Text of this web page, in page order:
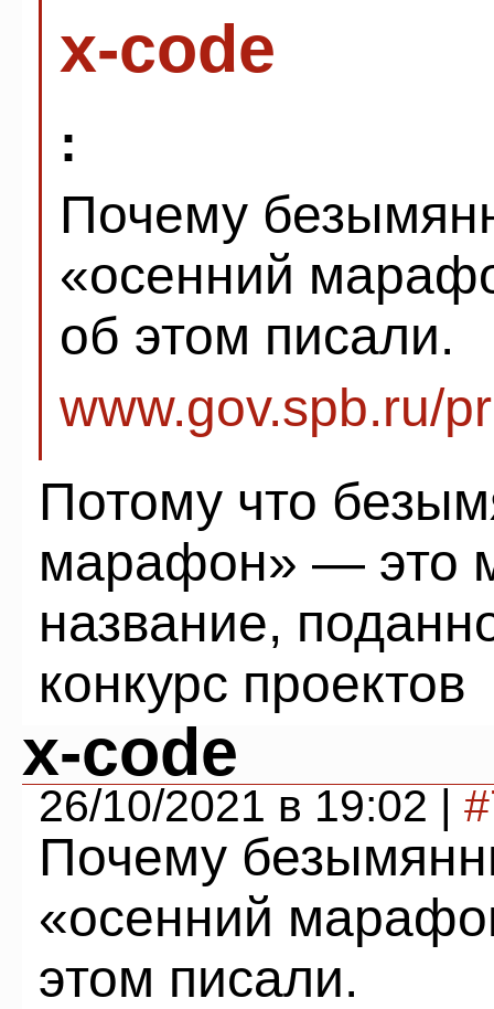
x-code
:
Почему
«осенний
об этом писали.
www.gov.spb.ru/
Потому что
марафон» — это
название,
конкурс проектов
x-code
26/10/2021 в 19:02 |
Почему
«осенний
этом писали.